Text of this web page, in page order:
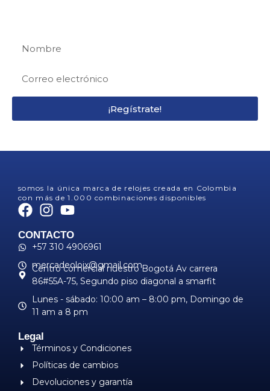
¡Regístrate!
somos la única marca de relojes creada en Colombia
con más de 1.000 combinaciones disponibles
CONTACTO
+57 310 4906961
mercadeoloix@gmail.com
Centro comercial nuestro Bogotá Av carrera
86#55A-75, Segundo piso diagonal a smarfit
Lunes - sábado: 10:00 am – 8:00 pm, ​Domingo de
11 am a 8 pm
Legal
Términos y Condiciones
Políticas de cambios
Devoluciones y garantía